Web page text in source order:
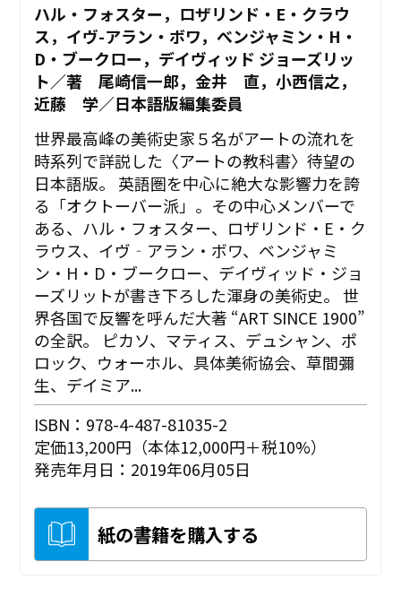
ハル・フォスター，ロザリンド・E・クラウ
ス，イヴ-アラン・ボワ，べンジャミン・H・
D・ブークロー，デイヴィッド ジョーズリッ
ト／著 尾崎信一郎，金井 直，小西信之，
近藤 学／日本語版編集委員
世界最高峰の美術史家５名がアートの流れを
時系列で詳説した〈アートの教科書〉待望の
日本語版。 英語圏を中心に絶大な影響力を誇
る「オクトーバー派」。その中心メンバーで
ある、ハル・フォスター、ロザリンド・E・ク
ラウス、イヴ‐アラン・ボワ、ベンジャミ
ン・H・D・ブークロー、デイヴィッド・ジョ
ーズリットが書き下ろした渾身の美術史。 世
界各国で反響を呼んだ大著 “ART SINCE 1900”
の全訳。 ピカソ、マティス、デュシャン、ポ
ロック、ウォーホル、具体美術協会、草間彌
生、デイミア...
ISBN：978-4-487-81035-2
定価13,200円（本体12,000円＋税10%）
発売年月日：2019年06月05日
紙の書籍を購入する